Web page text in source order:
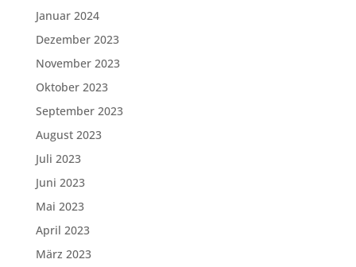
Januar 2024
Dezember 2023
November 2023
Oktober 2023
September 2023
August 2023
Juli 2023
Juni 2023
Mai 2023
April 2023
März 2023